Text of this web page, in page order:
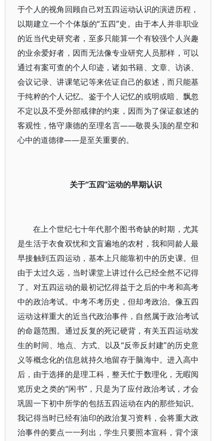
于个人的视角回顾自己对五四运动认识的演进历程，
以期建立一个个体版的“五四”史。由于本人并非职业
的近当代史研究者，至多只能算一个有较强个人兴趣
的业余爱好者，因而无法像专业研究人员那样，可以
通过有案可查的个人印迹，诸如书籍、文章、访谈、
会议记录、讲课笔记等来佐证自己的叙述，而只能基
于纯粹的个人记忆。鉴于个人记忆的或明或暗、飘忽
不定以及不受外部戒律的约束，因而为了保证叙述的
客观性，恪守康德的至理名言——敬畏头顶的星空和
心中的道德律——是至关重要的。
关于“五四”运动的早期认识
在上个世纪七十年代那个图书奇缺的时期，尤其
是生活于衣食双忧和文盲遍地的农村，我和同龄人最
早接触到五四运动，基本上只能靠初中的历史课。但
由于太过久远，当时课堂上讲过什么已经全然不记得
了。对五四运动的最初记忆得益于之后的中考和高考
中的政治考试。中考不考历史，但却考政治。像五四
运动这样重大的近当代政治事件，自然属于政治考试
的命题范围。通过反复的死记硬背，有关五四运动发
生的时间、地点、方式、以及“反帝反封建”的历史意
义等概念化的信息就持久地留存于脑海中。进入高中
后，由于选择的是理工科，整天忙于数理化，无暇阅
览历史之类的“闲书”，只是为了应付政治考试，才会
巩固一下初中所学的包括五四运动在内的那些知识。
我记得当时已经有油印的政治复习资料，会将重大政
治事件的要点一一列出，学生只要照本宣科，背个滚